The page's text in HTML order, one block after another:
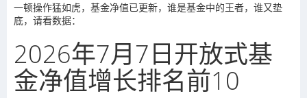
一顿操作猛如虎，基金净值已更新，谁是基金中的王者，谁又垫
底，请看数据：
2026年7月7日开放式基
金净值增长排名前10